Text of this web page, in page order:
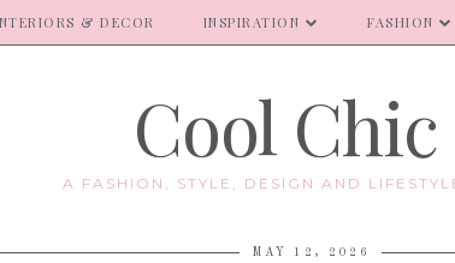
& DECOR INSPIRATION FASHION
Cool
A FASHION, STYLE, DESIGN AND
MAY 12, 2026